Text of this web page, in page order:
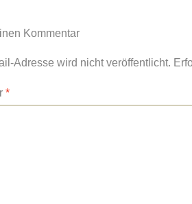
Kommentar
Adresse wird nicht veröffentlicht.
*